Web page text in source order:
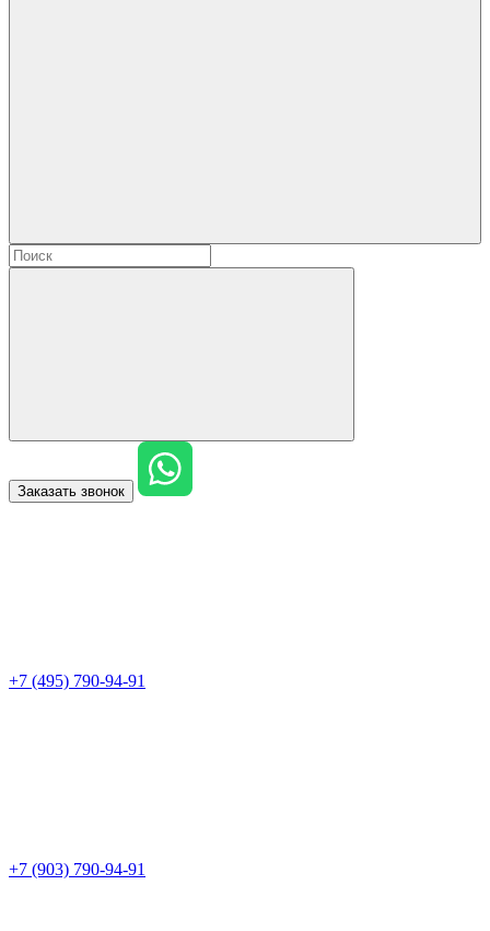
Заказать звонок
+7 (495) 790-94-91
+7 (903) 790-94-91